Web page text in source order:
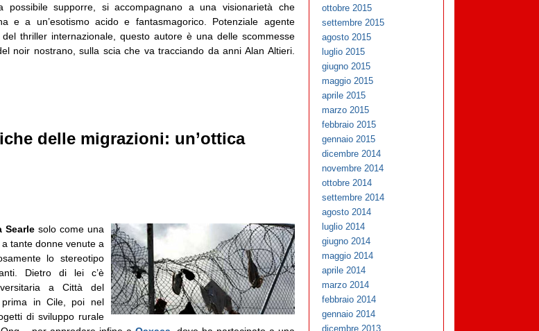
possibile supporre, si accompagnano a una visionarietà che
e a un’esotismo acido e fantasmagorico. Potenziale agente
del thriller internazionale, questo autore è una delle scommesse
noir nostrano, sulla scia che va tracciando da anni Alan Altieri.
delle migrazioni: un’ottica
Searle solo come una
tante donne venute a
lo stereotipo
Dietro di lei c’è
a Città del
in Cile, poi nel
di sviluppo rurale
ottobre 2015
settembre 2015
agosto 2015
luglio 2015
giugno 2015
maggio 2015
aprile 2015
marzo 2015
febbraio 2015
gennaio 2015
dicembre 2014
novembre 2014
ottobre 2014
settembre 2014
agosto 2014
luglio 2014
giugno 2014
maggio 2014
aprile 2014
marzo 2014
febbraio 2014
gennaio 2014
dicembre 2013